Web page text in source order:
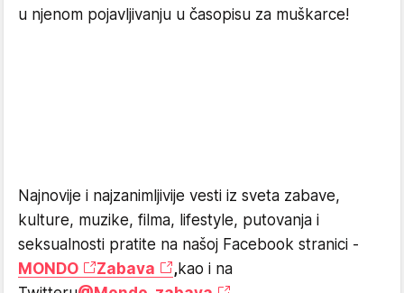
u njenom pojavljivanju u časopisu za muškarce!
Najnovije i najzanimljivije vesti iz sveta zabave,
kulture, muzike, filma, lifestyle, putovanja i
seksualnosti pratite na našoj Facebook stranici -
MONDO
Zabava ,kao i na